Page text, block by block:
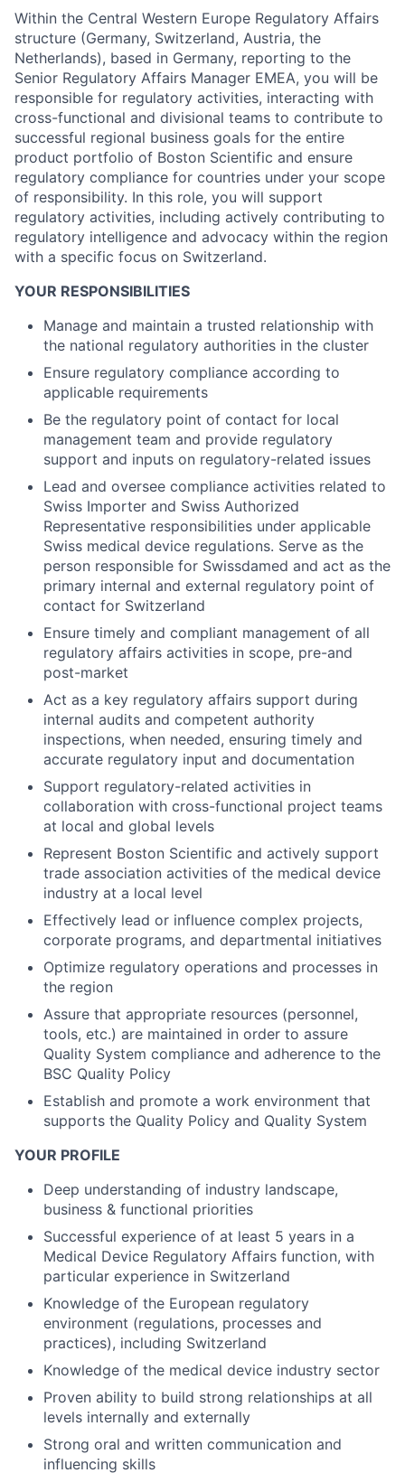
Within the Central Western Europe Regulatory Affairs
structure (Germany, Switzerland, Austria, the
Netherlands), based in Germany, reporting to the
Senior Regulatory Affairs Manager EMEA, you will be
responsible for regulatory activities, interacting with
cross-functional and divisional teams to contribute to
successful regional business goals for the entire
product portfolio of Boston Scientific and ensure
regulatory compliance for countries under your scope
of responsibility. In this role, you will support
regulatory activities, including actively contributing to
regulatory intelligence and advocacy within the region
with a specific focus on Switzerland.
YOUR RESPONSIBILITIES
Manage and maintain a trusted relationship with
the national regulatory authorities in the cluster
Ensure regulatory compliance according to
applicable requirements
Be the regulatory point of contact for local
management team and provide regulatory
support and inputs on regulatory-related issues
Lead and oversee compliance activities related to
Swiss Importer and Swiss Authorized
Representative responsibilities under applicable
Swiss medical device regulations. Serve as the
person responsible for Swissdamed and act as the
primary internal and external regulatory point of
contact for Switzerland
Ensure timely and compliant management of all
regulatory affairs activities in scope, pre-and
post-market
Act as a key regulatory affairs support during
internal audits and competent authority
inspections, when needed, ensuring timely and
accurate regulatory input and documentation
Support regulatory-related activities in
collaboration with cross-functional project teams
at local and global levels
Represent Boston Scientific and actively support
trade association activities of the medical device
industry at a local level
Effectively lead or influence complex projects,
corporate programs, and departmental initiatives
Optimize regulatory operations and processes in
the region
Assure that appropriate resources (personnel,
tools, etc.) are maintained in order to assure
Quality System compliance and adherence to the
BSC Quality Policy
Establish and promote a work environment that
supports the Quality Policy and Quality System
YOUR PROFILE
Deep understanding of industry landscape,
business & functional priorities
Successful experience of at least 5 years in a
Medical Device Regulatory Affairs function, with
particular experience in Switzerland
Knowledge of the European regulatory
environment (regulations, processes and
practices), including Switzerland
Knowledge of the medical device industry sector
Proven ability to build strong relationships at all
levels internally and externally
Strong oral and written communication and
influencing skills